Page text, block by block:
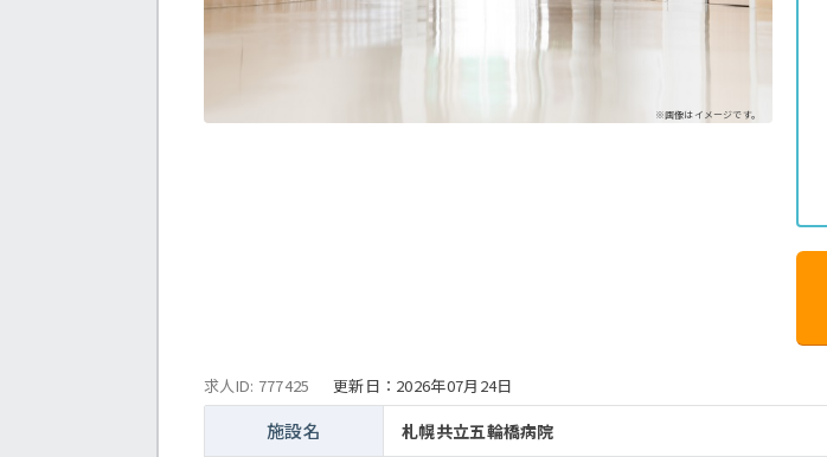
※画像はイメージです。
求人ID: 777425 更新日： 2026年07月24日
施設名 札幌共立五輪橋病院